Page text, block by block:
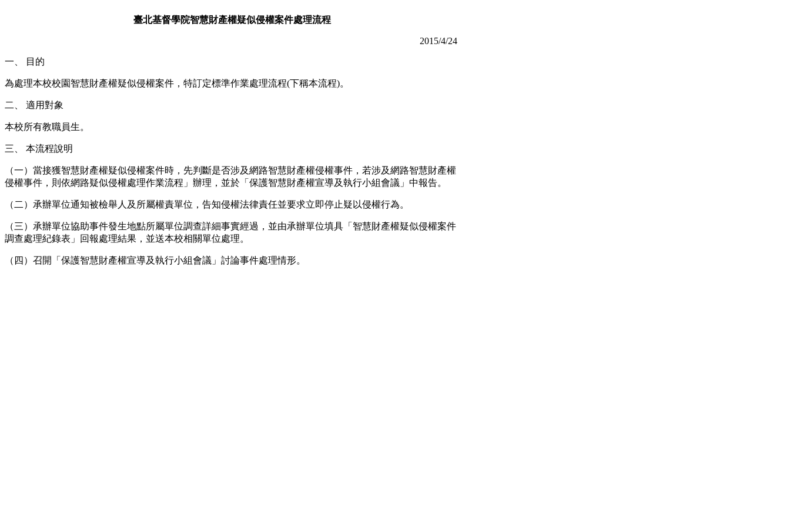
臺北基督學院智慧財產權疑似侵權案件處理流程
2015/4/24
一、 目的
為處理本校校園智慧財產權疑似侵權案件，特訂定標準作業處理流程(下稱本流程)。
二、 適用對象
本校所有教職員生。
三、 本流程說明
（一）當接獲智慧財產權疑似侵權案件時，先判斷是否涉及網路智慧財產權侵權事件，若涉及網路智慧財產權
侵權事件，則依網路疑似侵權處理作業流程」辦理，並於「保護智慧財產權宣導及執行小組會議」中報告。
（二）承辦單位通知被檢舉人及所屬權責單位，告知侵權法律責任並要求立即停止疑以侵權行為。
（三）承辦單位協助事件發生地點所屬單位調查詳細事實經過，並由承辦單位填具「智慧財產權疑似侵權案件
調查處理紀錄表」回報處理結果，並送本校相關單位處理。
（四）召開「保護智慧財產權宣導及執行小組會議」討論事件處理情形。